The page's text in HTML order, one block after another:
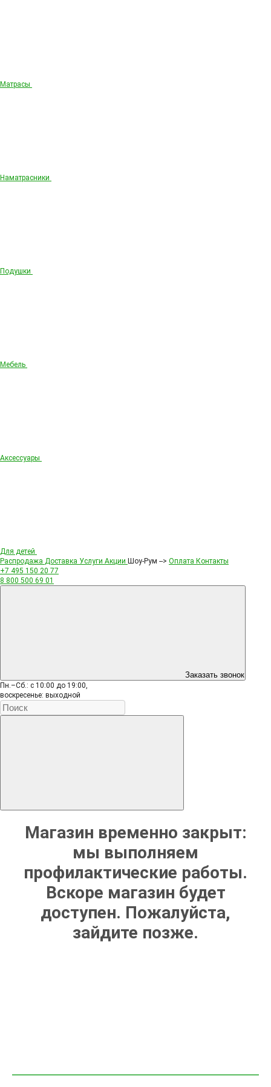
Матрасы
Наматрасники
Подушки
Мебель
Аксессуары
Для детей
Распродажа Доставка Услуги Акции Шоу-Рум --> Оплата Контакты
+7 495 150 20 77
8 800 500 69 01
Заказать звонок
Пн.–Сб.: с 10:00 до 19:00,
воскресенье: выходной
Магазин временно закрыт:
мы выполняем
профилактические работы.
Вскоре магазин будет
доступен. Пожалуйста,
зайдите позже.